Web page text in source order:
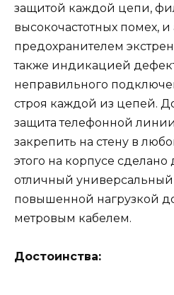
защитой каждой цепи,
высокочастотных помех,
предохранителем
также индикацией
неправильного
строя каждой из цепей.
защита телефонной
закрепить на стену в
этого на корпусе сделано
отличный универсальный
повышенной нагрузкой
метровым кабелем.
Достоинства: